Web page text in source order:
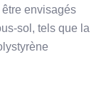
envisagés
sol, tels que la